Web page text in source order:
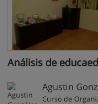
Análisis de
Agustin
Curso de